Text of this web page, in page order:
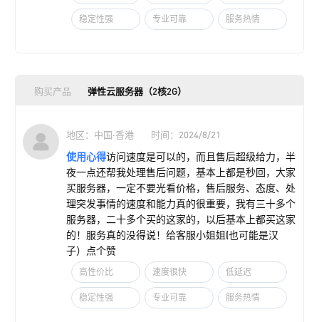
稳定性强 专业可靠 服务热情
购买产品 弹性云服务器（2核2G）
地区：中国·香港 时间：2024/8/21
使用心得访问速度是可以的，而且售后超级给力，半
夜一点还帮我处理售后问题，基本上都是秒回，大家
买服务器，一定不要光看价格，售后服务、态度、处
理突发事情的速度和能力真的很重要，我有三十多个
服务器，二十多个买的这家的，以后基本上都买这家
的！服务真的没得说！给客服小姐姐(也可能是汉
子）点个赞
高性价比 速度很快 低延迟
稳定性强 专业可靠 服务热情